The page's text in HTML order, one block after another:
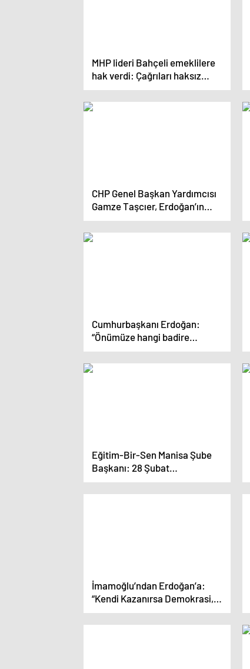
MHP lideri Bahçeli emeklilere
hak verdi: Çağrıları haksız
değildir
CHP Genel Başkan Yardımcısı
Gamze Taşcıer, Erdoğan’ın
Emeklilere Yapılan
Konuşmasını Eleştirdi
Cumhurbaşkanı Erdoğan:
“Önümüze hangi badire
çıkarsa çıksın ülkemizi
demokrasi ve kalkınma
rotasından çıkartmadan
Eğitim-Bir-Sen Manisa Şube
Başkanı: 28 Şubat
mağduriyetlerinin giderilmesi
gerekmektedir
İmamoğlu’ndan Erdoğan’a:
“Kendi Kazanırsa Demokrasi,
Milli İrade; Başkası Kazanırsa
Yanlışlık. 6 Mayıs 2019’da Milli